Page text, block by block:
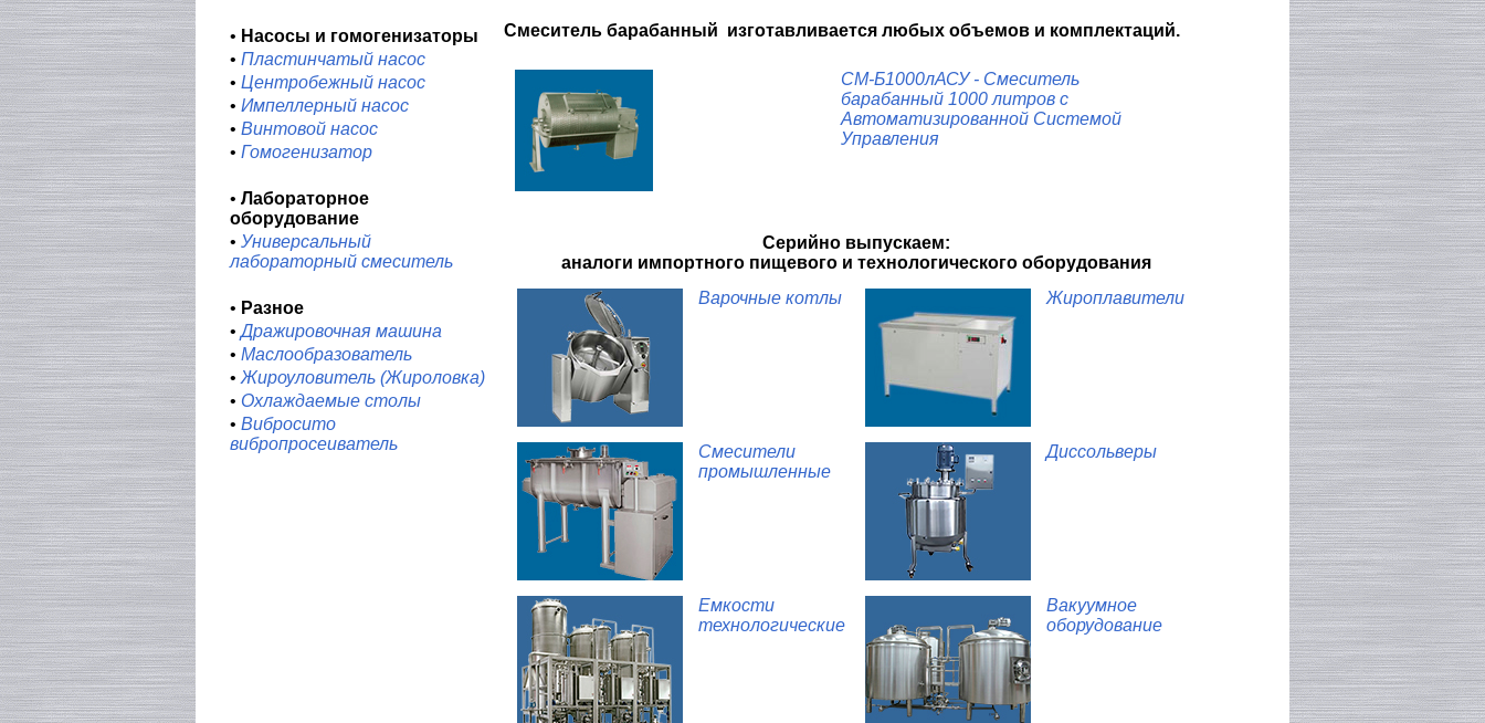
• Насосы и гомогенизаторы
• Пластинчатый насос
• Центробежный насос
• Импеллерный насос
• Винтовой насос
• Гомогенизатор
• Лабораторное
оборудование
• Универсальный
лабораторный смеситель
• Разное
•Дражировочная машина
• Маслообразователь
• Жироуловитель (Жироловка)
• Охлаждаемые столы
• Вибросито
вибропросеиватель
Смеситель барабанный изготавливается любых объемов и комплектаций.
СМ-Б1000лАСУ - Смеситель
барабанный 1000 литров с
Автоматизированной Системой
Управления
Серийно выпускаем:
аналоги импортного пищевого и технологического оборудования
Варочные котлы
Жироплавители
Смесители
промышленные
Диссольверы
Емкости
технологические
Вакуумное
оборудование